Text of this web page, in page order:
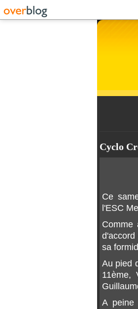
Cyclo
Ce
l'ESC
Comme
sa
Au pied
11ème,
A peine